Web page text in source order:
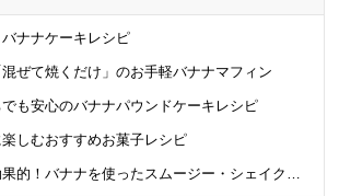
ナナケーキレシピ
ぜて焼くだけ」のお手軽バナナマフィン
も安心のバナナパウンドケーキレシピ
しむおすすめお菓子レシピ
！バナナを使ったスムージー・シェイクレシピ